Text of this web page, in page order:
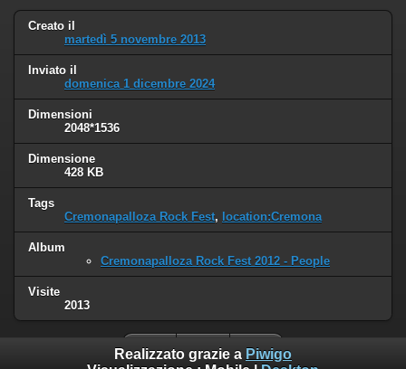
Creato il
martedì 5 novembre 2013
Inviato il
domenica 1 dicembre 2024
Dimensioni
2048*1536
Dimensione
428 KB
Tags
Cremonapalloza Rock Fest, location:Cremona
Album
Cremonapalloza Rock Fest 2012 - People
Visite
2013
Realizzato grazie a Piwigo